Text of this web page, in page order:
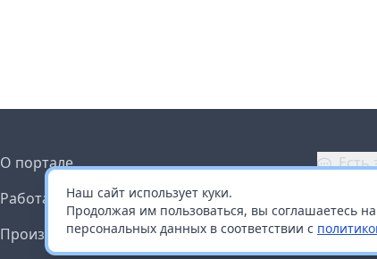
Наш сайт использует куки.
Продолжая им пользоваться, вы соглашаетесь
персональных данных в соответствии с
О портале
Работа с платформой
Производителям и дистрибьюторам
Есть